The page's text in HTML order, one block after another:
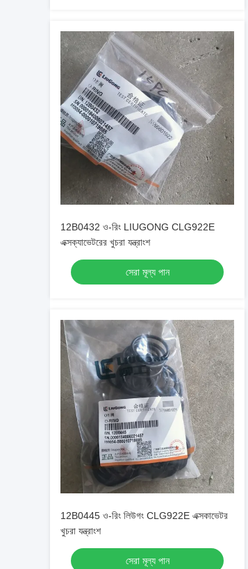
12B0432 ও-রিং LIUGONG CLG922E
এক্সক্যাভেটরের খুচরা যন্ত্রাংশ
সেরা মূল্য পান
12B0445 ও-রিং লিউগং CLG922E এক্সকাভেটর
খুচরা যন্ত্রাংশ
সেরা মূল্য পান